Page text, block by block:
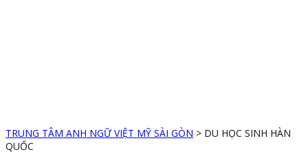
TRUNG TÂM ANH NGỮ VIỆT MỸ SÀI GÒN > DU HỌC SINH HÀN
QUỐC